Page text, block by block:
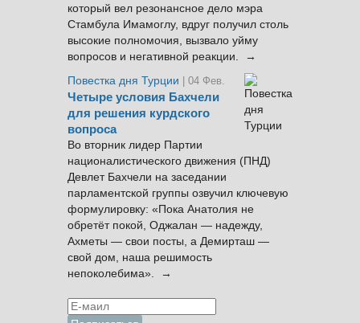
который вел резонансное дело мэра
Стамбула Имамоглу, вдруг получил столь
высокие полномочия, вызвало уйму
вопросов и негативной реакции. →
Повестка дня Турции
| 04 Фев.
Четыре условия Бахчели
для решения курдского
вопроса
Во вторник лидер Партии
националистического движения (ПНД)
Девлет Бахчели на заседании
парламентской группы озвучил ключевую
формулировку: «Пока Анатолия не
обретёт покой, Оджалан — надежду,
Ахметы — свои посты, а Демирташ —
свой дом, наша решимость
непоколебима». →